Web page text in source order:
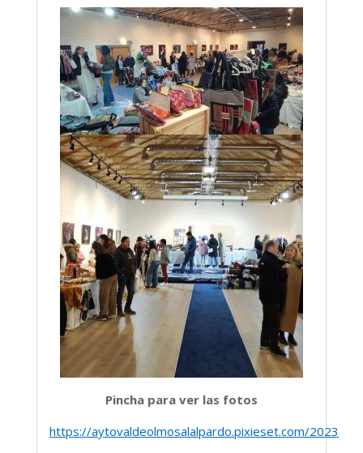
Pincha para ver las fotos
https://aytovaldeolmosalalpardo.pixieset.com/